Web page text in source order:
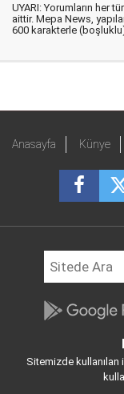
UYARI: Yorumların her
aittir. Mepa News,
600 karakterle (boşluklu)
Anasayfa Künye
Sitemizde kullanılan